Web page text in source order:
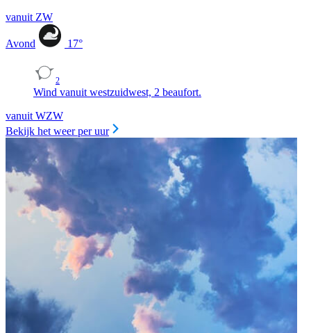
vanuit ZW
Avond 17°
2
Wind vanuit westzuidwest, 2 beaufort.
vanuit WZW
Bekijk het weer per uur